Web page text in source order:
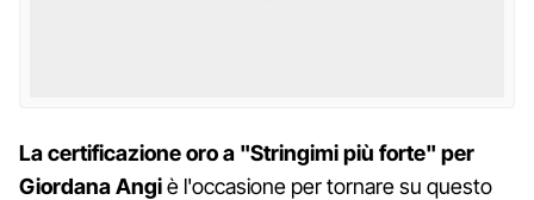
La certificazione oro a "Stringimi più forte" per
Giordana Angiè l'occasione per tornare su questo